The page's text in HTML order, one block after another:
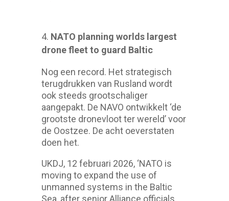
NATO planning worlds largest
drone fleet to guard Baltic
Nog een record. Het strategisch
terugdrukken van Rusland wordt
ook steeds grootschaliger
aangepakt. De NAVO ontwikkelt ‘de
grootste dronevloot ter wereld’ voor
de Oostzee. De acht oeverstaten
doen het.
UKDJ, 12 februari 2026, ‘NATO is
moving to expand the use of
unmanned systems in the Baltic
Sea, after senior Alliance officials